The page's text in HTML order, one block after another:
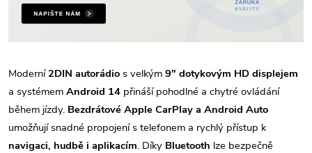
Moderní 2DIN autorádio s velkým 9" dotykovým HD displejem
a systémem Android 14 přináší pohodlné a chytré ovládání
během jízdy. Bezdrátové Apple CarPlay a Android Auto
umožňují snadné propojení s telefonem a rychlý přístup k
navigaci, hudbě i aplikacím. Díky Bluetooth lze bezpečně